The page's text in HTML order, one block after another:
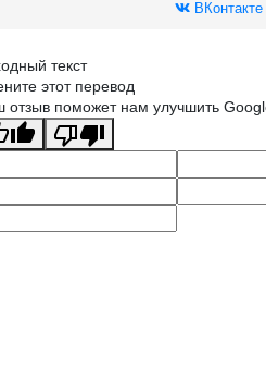
ВКонтакте
текст
этот перевод
отзыв поможет нам улучшить